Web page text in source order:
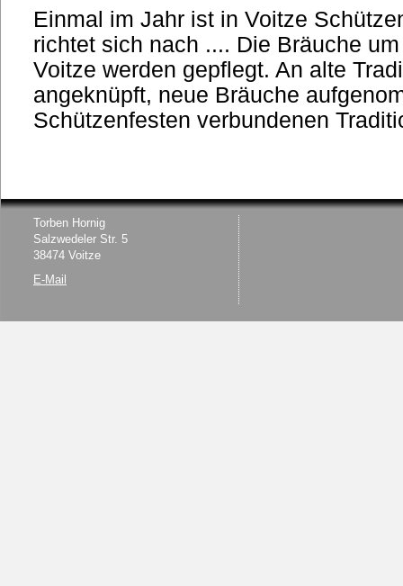
Einmal im Jahr ist in Voitze
richtet sich nach .... Die Bräuche
Voitze werden gepflegt. An alte
angeknüpft, neue Bräuche
Schützenfesten verbundenen
Torben Hornig
Salzwedeler Str. 5
38474 Voitze
E-Mail